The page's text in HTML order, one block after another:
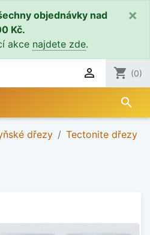
objednávky nad
Kč.
akce najdete zde.
×
 shopping_cart (0)
search
dřezy
Tectonite dřezy